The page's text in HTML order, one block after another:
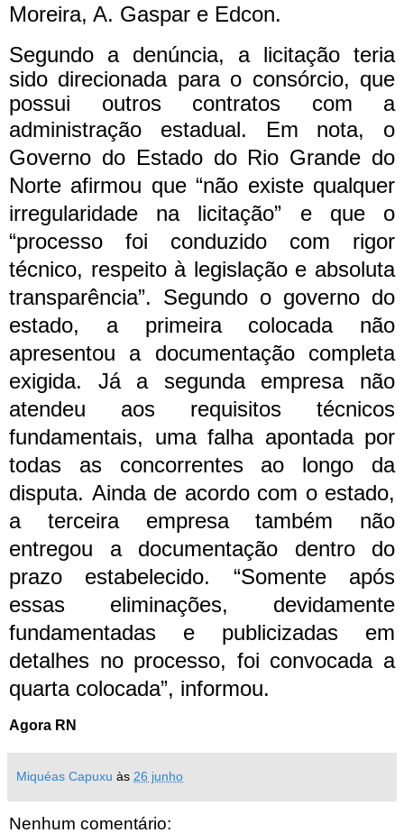
Moreira, A. Gaspar e Edcon.
Segundo a denúncia, a licitação teria
sido direcionada para o consórcio, que
possui outros contratos com a
administração estadual. Em nota, o
Governo do Estado do Rio Grande do
Norte afirmou que “não existe qualquer
irregularidade na licitação” e que o
“processo foi conduzido com rigor
técnico, respeito à legislação e absoluta
transparência”. Segundo o governo do
estado, a primeira colocada não
apresentou a documentação completa
exigida. Já a segunda empresa não
atendeu aos requisitos técnicos
fundamentais, uma falha apontada por
todas as concorrentes ao longo da
disputa. Ainda de acordo com o estado,
a terceira empresa também não
entregou a documentação dentro do
prazo estabelecido. “Somente após
essas eliminações, devidamente
fundamentadas e publicizadas em
detalhes no processo, foi convocada a
quarta colocada”, informou.
Agora RN
Miquéas Capuxu às 26 junho
Nenhum comentário: